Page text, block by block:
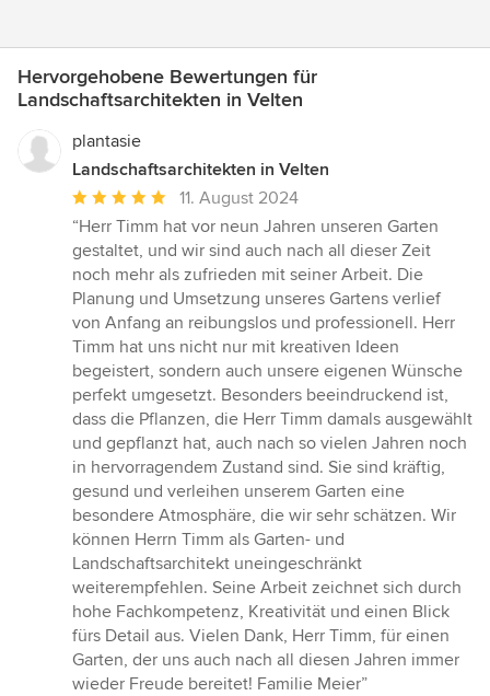
Hervorgehobene Bewertungen für
Landschaftsarchitekten in Velten
plantasie
Landschaftsarchitekten in Velten
Durchschnittliche
Bewertung:
5
von
5
Sternen
11. August 2024
“Herr Timm hat vor neun Jahren unseren Garten
gestaltet, und wir sind auch nach all dieser Zeit
noch mehr als zufrieden mit seiner Arbeit. Die
Planung und Umsetzung unseres Gartens verlief
von Anfang an reibungslos und professionell. Herr
Timm hat uns nicht nur mit kreativen Ideen
begeistert, sondern auch unsere eigenen Wünsche
perfekt umgesetzt. Besonders beeindruckend ist,
dass die Pflanzen, die Herr Timm damals ausgewählt
und gepflanzt hat, auch nach so vielen Jahren noch
in hervorragendem Zustand sind. Sie sind kräftig,
gesund und verleihen unserem Garten eine
besondere Atmosphäre, die wir sehr schätzen. Wir
können Herrn Timm als Garten- und
Landschaftsarchitekt uneingeschränkt
weiterempfehlen. Seine Arbeit zeichnet sich durch
hohe Fachkompetenz, Kreativität und einen Blick
fürs Detail aus. Vielen Dank, Herr Timm, für einen
Garten, der uns auch nach all diesen Jahren immer
wieder Freude bereitet! Familie Meier”